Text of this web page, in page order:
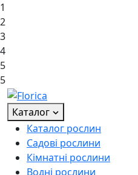
1
2
3
4
5
5
Каталог
Каталог рослин
Садові рослини
Кімнатні рослини
Водні рослини